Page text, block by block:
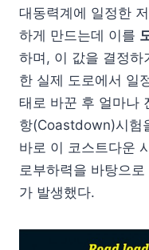
대동력계에 일정한
하게 만드는데 이를
하며, 이 값을 결정하
한 실제 도로에서 일
태로 바꾼 후 얼마나
항(Coastdown)시험
바로 이 코스트다운
로부하력을 바탕으
가 발생했다.